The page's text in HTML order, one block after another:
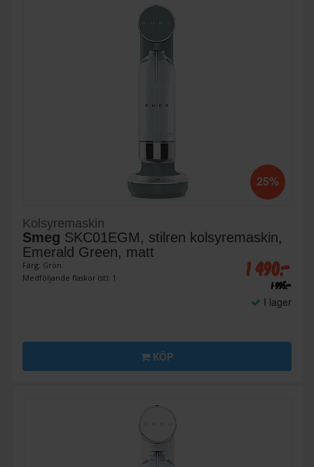
25%
Kolsyremaskin
Smeg SKC01EGM, stilren kolsyremaskin,
Emerald Green, matt
Färg: Grön
Medföljande flaskor (st): 1
1 490:-
1 995:-
I lager
KÖP